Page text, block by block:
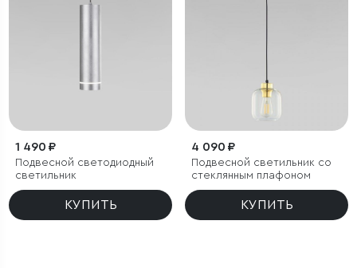
1 490 ₽
Подвесной светодиодный
светильник
КУПИТЬ
4 090 ₽
Подвесной светильник со
стеклянным плафоном
КУПИТЬ